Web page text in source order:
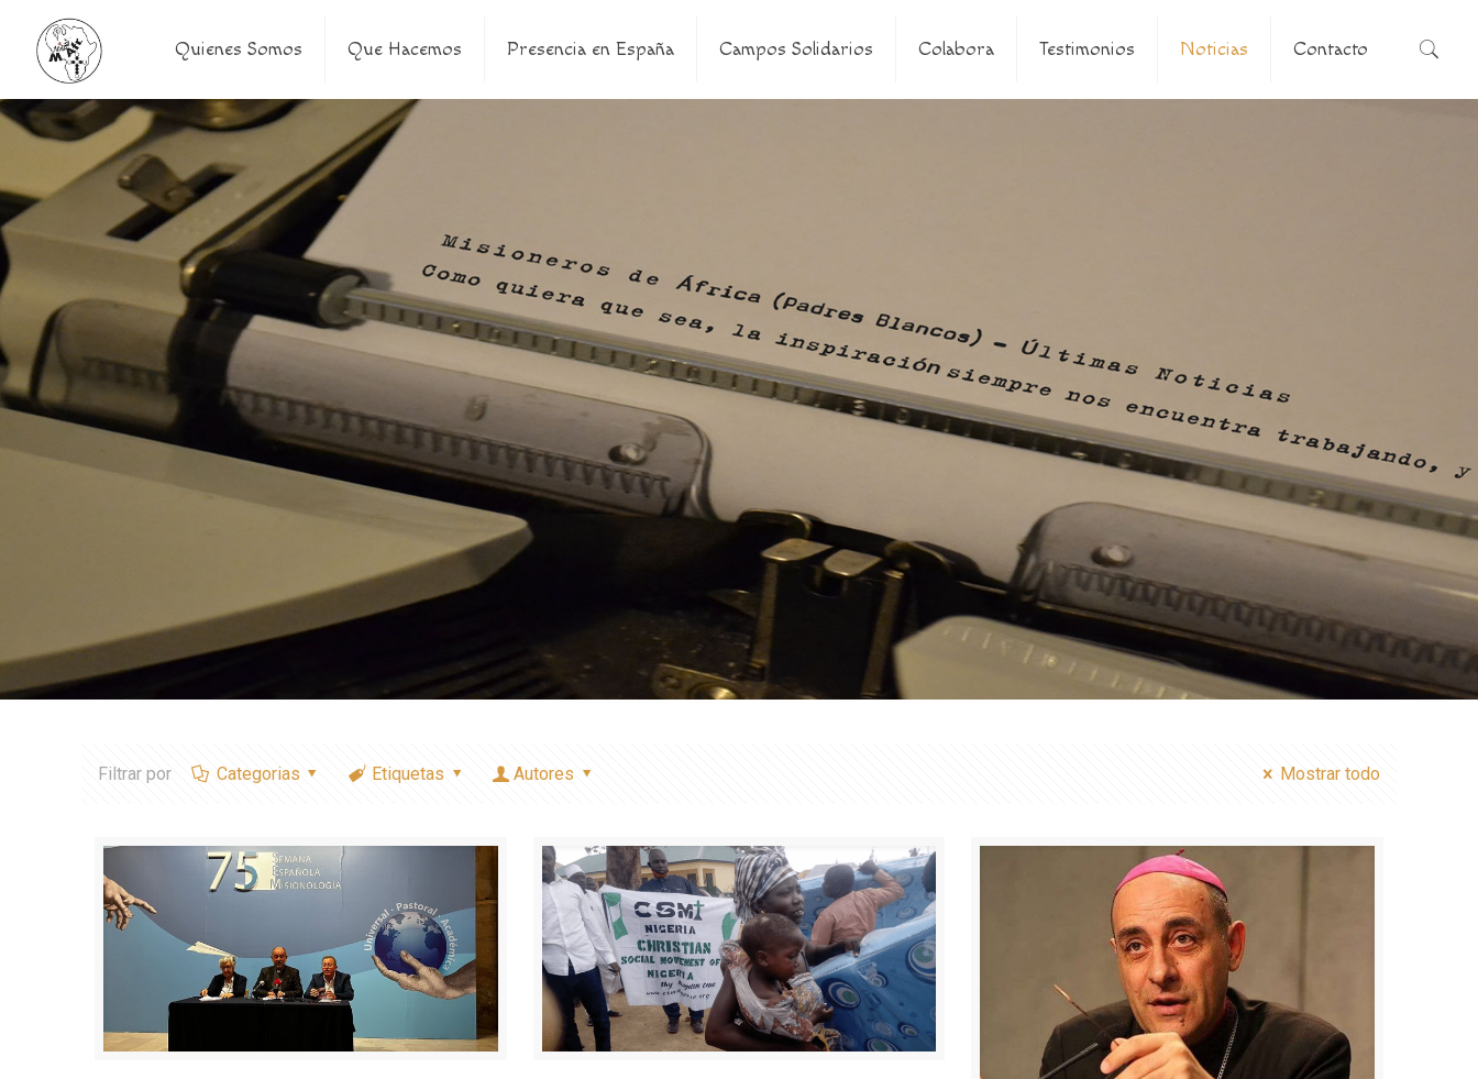
Quienes Somos Que Hacemos Presencia en España Campos Solidarios Colabora Testimonios Noticias Contacto
Filtrar por Categorias Etiquetas Autores Mostrar todo